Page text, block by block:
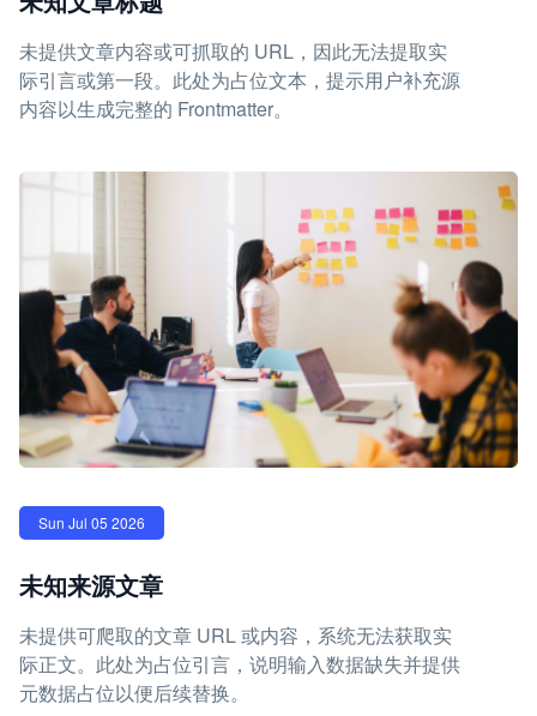
未提供文章内容或可抓取的 URL，因此无法提取实
际引言或第一段。此处为占位文本，提示用户补充源
内容以生成完整的 Frontmatter。
Sun Jul 05 2026
未知来源文章
未提供可爬取的文章 URL 或内容，系统无法获取实
际正文。此处为占位引言，说明输入数据缺失并提供
元数据占位以便后续替换。